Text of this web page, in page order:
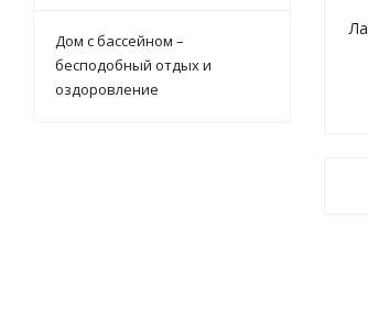
Дом с бассейном –
бесподобный отдых и
оздоровление